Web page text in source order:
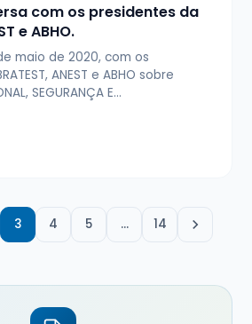
com os presidentes da
e ABHO.
maio de 2020, com os
ANEST e ABHO sobre
SEGURANÇA E…
3 4 5 … 14